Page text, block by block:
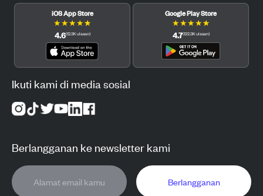
iOS App Store
★★★★★
4.6(12.3Kulasan)
Google Play Store
★★★★★
4.7(122.3Kulasan)
Ikuti kami di media sosial
Berlangganan ke newsletter kami
Berlangganan